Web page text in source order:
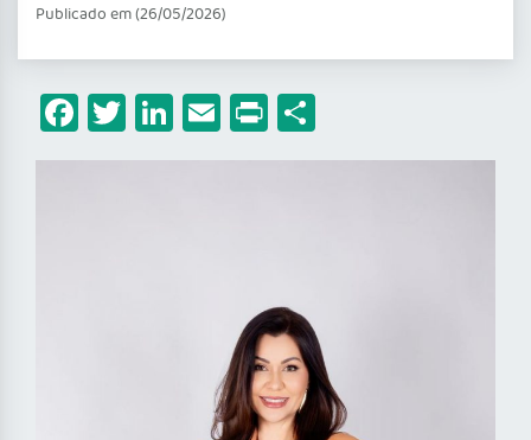
Publicado em (26/05/2026)
Facebook
Twitter
LinkedIn
Email
Print